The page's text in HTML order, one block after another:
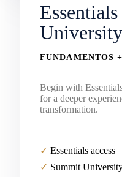
University
FUNDAMENTOS
Begin with
for a deeper
transformation.
✓ Essentials access
✓ Summit